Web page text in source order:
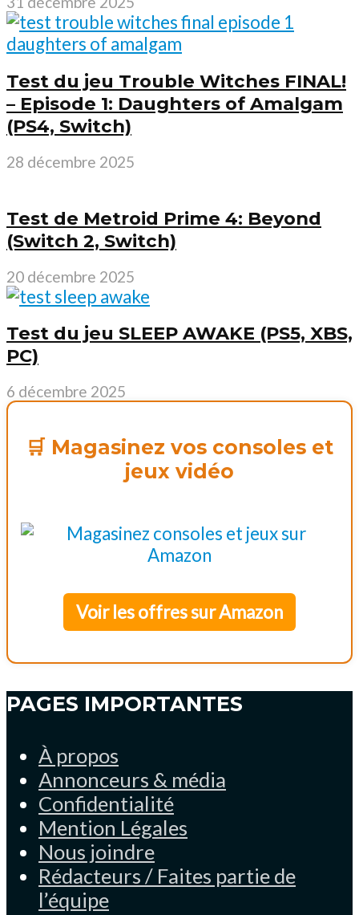
Test du jeu Trouble Witches FINAL!
– Episode 1: Daughters of Amalgam
(PS4, Switch)
28 décembre 2025
Test de Metroid Prime 4: Beyond
(Switch 2, Switch)
20 décembre 2025
Test du jeu SLEEP AWAKE (PS5, XBS,
PC)
6 décembre 2025
🛒 Magasinez vos consoles et
jeux vidéo
Voir les offres sur Amazon
PAGES IMPORTANTES
À propos
Annonceurs & média
Confidentialité
Mention Légales
Nous joindre
Rédacteurs / Faites partie de
l’équipe